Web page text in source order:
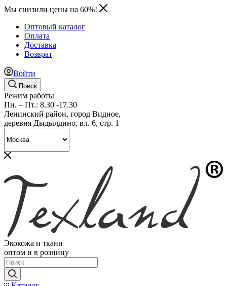
Мы снизили цены на 60%!
Оптовый каталог
Оплата
Доставка
Возврат
Войти
Поиск
Режим работы
Пн. – Пт.: 8.30 -17.30
Ленинский район, город Видное,
деревня Дыдылдино, вл. 6, стр. 1
Экокожа и ткани
оптом и в розницу